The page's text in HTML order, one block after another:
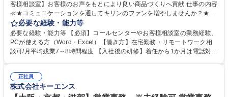
客様相談室】お客様のお声をもとにより良い商品づくりへ貢献 仕事の内容
≪★コミュニケーションを通してキリンのファンを増やしませんか？★≫
お客様のお声をより良い商品づくりに活かしていく上で、窓口となるお客
様相談室でのお仕事です。 日々お客様からいただくキリングループへのご
意見を、企業活動に活かしています。お客様からの声に迅速かつ誠意をも
って対応、情報提供するとともにグループ内活動に反映しています。 【具
平均100件前後■メール・手紙：同上40件前後 募集職種 中野本社【お客様
相談室】お客様のお声をもとにより良い商品づくりへ貢献
必要な経験・能力等
必要な経験・能力等 【必須】コールセンターやお客様相談室の業務経験、
PCが使える方（Word・Excel）【働き方】在宅勤務・リモートワーク相
談可/月平均残業7～8時間程度 【入社後の研修】着任から1か月は電話対応
すのでご安心ください。 【当社について】キリングループの広報機能を担
う会社として、お客様との出会いを大切にし、磨き上げたホスピタリティ
正社員
株式会社キーエンス